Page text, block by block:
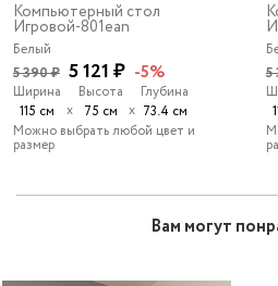
Компьютерный стол
Игровой-801ean
Белый
5 390 ₽ 5 121 ₽ -5%
Ширина
115 см
х
Высота
75 см
х
Глубина
73.4 см
Можно выбрать любой цвет и
размер
5
Вам могут